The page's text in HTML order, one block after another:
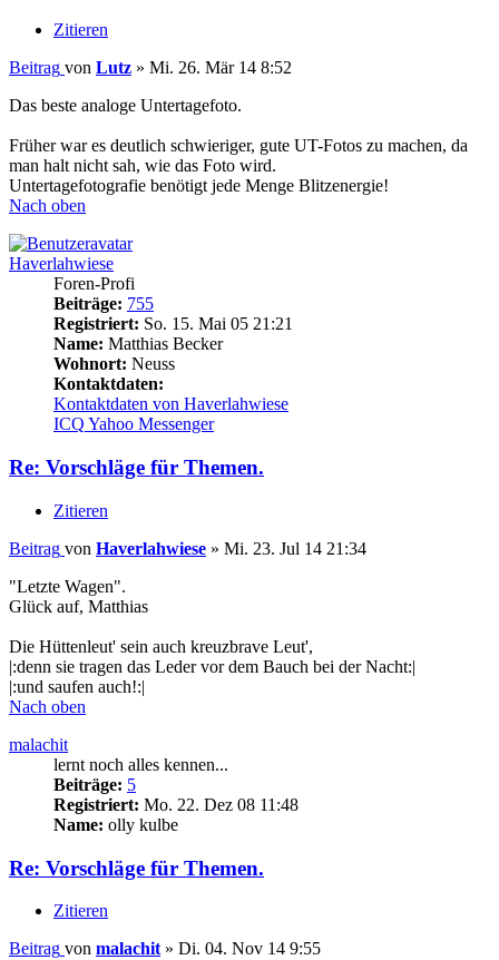
Zitieren
Beitrag von Lutz » Mi. 26. Mär 14 8:52
Das beste analoge Untertagefoto.
Früher war es deutlich schwieriger, gute UT-Fotos zu machen, da
man halt nicht sah, wie das Foto wird.
Untertagefotografie benötigt jede Menge Blitzenergie!
Nach oben
Haverlahwiese
Foren-Profi
Beiträge: 755
Registriert: So. 15. Mai 05 21:21
Name: Matthias Becker
Wohnort: Neuss
Kontaktdaten:
Kontaktdaten von Haverlahwiese
ICQ Yahoo Messenger
Re: Vorschläge für Themen.
Zitieren
Beitrag von Haverlahwiese » Mi. 23. Jul 14 21:34
"Letzte Wagen".
Glück auf, Matthias
Die Hüttenleut' sein auch kreuzbrave Leut',
|:denn sie tragen das Leder vor dem Bauch bei der Nacht:|
|:und saufen auch!:|
Nach oben
malachit
lernt noch alles kennen...
Beiträge: 5
Registriert: Mo. 22. Dez 08 11:48
Name: olly kulbe
Re: Vorschläge für Themen.
Zitieren
Beitrag von malachit » Di. 04. Nov 14 9:55